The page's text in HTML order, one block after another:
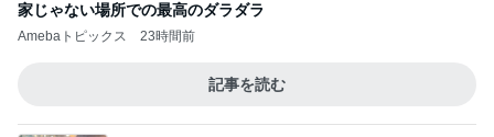
家じゃない場所での最高のダラダラ
Amebaトピックス 23時間前
記事を読む